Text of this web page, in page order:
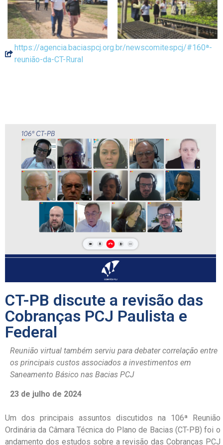
https://agencia.baciaspcj.org.br/newscomitespcj/#160ª-
reunião-da-CT-Rural
CT-PB discute a revisão das
Cobranças PCJ Paulista e
Federal
Reunião virtual também serviu para debater correlação entre
os principais custos associados a investimentos em
Saneamento Básico nas Bacias PCJ
23 de julho de 2024
Um dos principais assuntos discutidos na 106ª Reunião
Ordinária da Câmara Técnica do Plano de Bacias (CT-PB) foi o
andamento dos estudos sobre a revisão das Cobranças PCJ